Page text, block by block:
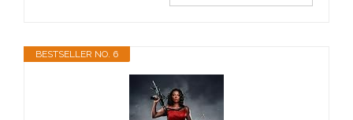
BESTSELLER NO. 6